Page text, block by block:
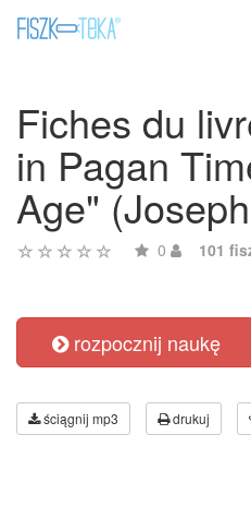
Fiches du
in Pagan
Age"
0 101
rozpocznij naukę
ściągnij mp3 drukuj